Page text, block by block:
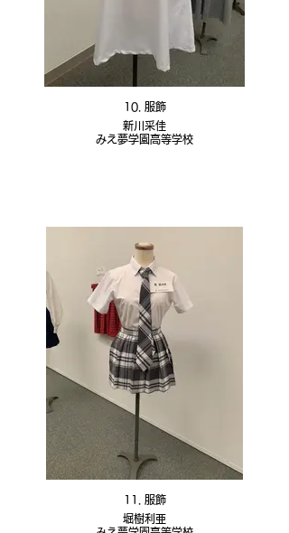
10. 服飾
新川采佳
みえ夢学園高等学校
11. 服飾
堀樹利亜